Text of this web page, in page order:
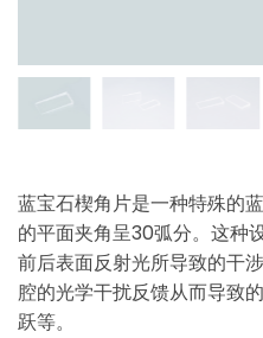
蓝宝石楔角片是一种特殊的
的平面夹角呈30弧分。这种
前后表面反射光所导致的干
腔的光学干扰反馈从而导致
跃等。